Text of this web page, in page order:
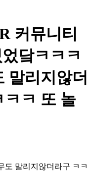
커뮤니티
닼ㅋㅋㅋ
말리지않더
ㅋ 또 놀
도 말리지않더라구 ㅋㅋ